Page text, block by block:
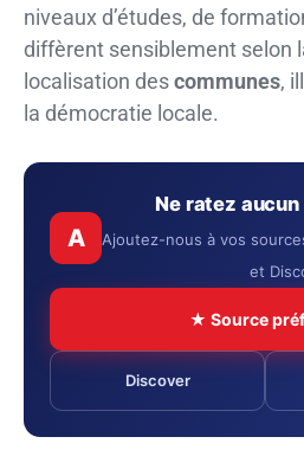
niveaux d’études, de
diffèrent sensiblement selon
localisation descommunes,
la démocratie locale.
A
Ne ratez
Ajoutez-nous à vos
et
★ Source
Discover